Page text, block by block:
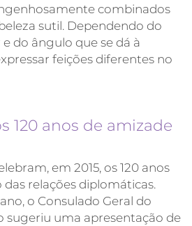
combinados
sutil. Dependendo do
do ângulo que se dá à
feições diferentes no
120 anos de amizade
em 2015, os 120 anos
relações diplomáticas.
o Consulado Geral do
sugeriu uma apresentação de